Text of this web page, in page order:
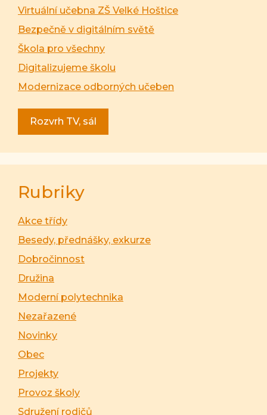
Virtuální učebna ZŠ Velké Hoštice
Bezpečně v digitálním světě
Škola pro všechny
Digitalizujeme školu
Modernizace odborných učeben
Rozvrh TV, sál
Rubriky
Akce třídy
Besedy, přednášky, exkurze
Dobročinnost
Družina
Moderní polytechnika
Nezařazené
Novinky
Obec
Projekty
Provoz školy
Sdružení rodičů